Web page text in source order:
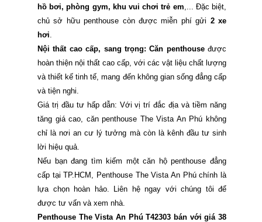
hồ bơi, phòng gym, khu vui chơi trẻ em,... Đặc biệt,
chủ sở hữu penthouse còn được miễn phí gửi 2 xe
hơi.
Nội thất cao cấp, sang trọng: Căn penthouse được
hoàn thiện nội thất cao cấp, với các vật liệu chất lượng
và thiết kế tinh tế, mang đến không gian sống đẳng cấp
và tiện nghi.
Giá trị đầu tư hấp dẫn: Với vị trí đắc địa và tiềm năng
tăng giá cao, căn penthouse The Vista An Phú không
chỉ là nơi an cư lý tưởng mà còn là kênh đầu tư sinh
lời hiệu quả.
Nếu bạn đang tìm kiếm một căn hộ penthouse đẳng
cấp tại TP.HCM, Penthouse The Vista An Phú chính là
lựa chọn hoàn hảo. Liên hệ ngay với chúng tôi để
được tư vấn và xem nhà.
Penthouse The Vista An Phú T42303 bán với giá 38